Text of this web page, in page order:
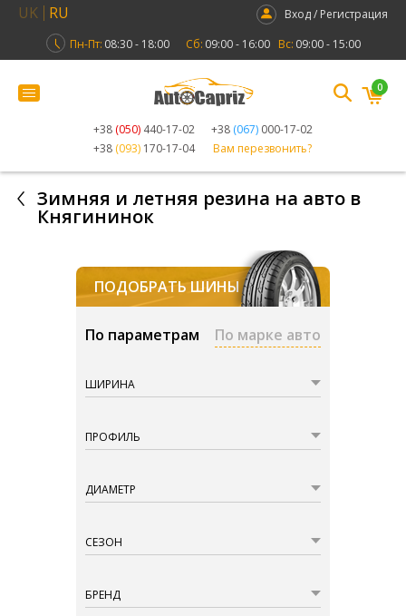
UK RU
Вход / Регистрация
Пн-Пт: 08:30 - 18:00 Сб: 09:00 - 16:00 Вс: 09:00 - 15:00
+38 (050) 440-17-02 +38 (067) 000-17-02
+38 (093) 170-17-04 Вам перезвонить?
0
Зимняя и летняя резина на авто в
Княгининок
ПОДОБРАТЬ ШИНЫ
По параметрам По марке авто
ШИРИНА
ПРОФИЛЬ
ДИАМЕТР
СЕЗОН
БРЕНД